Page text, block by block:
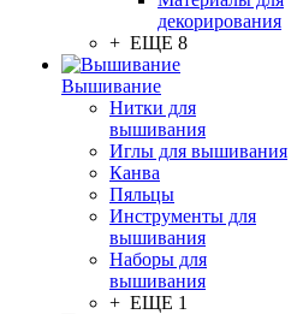
декорирования
+ ЕЩЕ 8
Вышивание
Нитки для
вышивания
Иглы для вышивания
Канва
Пяльцы
Инструменты для
вышивания
Наборы для
вышивания
+ ЕЩЕ 1